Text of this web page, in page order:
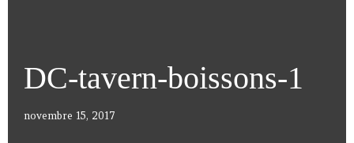
DC-tavern-boissons-1
novembre 15, 2017